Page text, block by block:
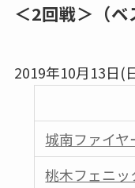
＜2回戦＞（ベ
2019年10月13日(
城南ファイヤ
桃木フェニッ